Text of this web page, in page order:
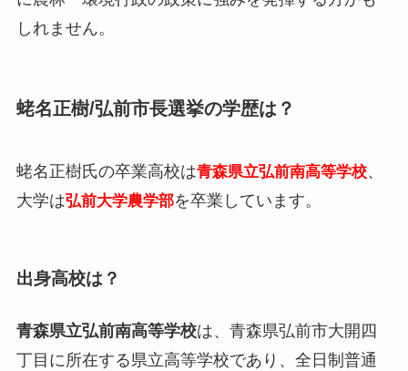
しれません。
蛯名正樹/弘前市長選挙の学歴は？
蛯名正樹氏の卒業高校は青森県立弘前南高等学校、
大学は弘前大学農学部を卒業しています。
出身高校は？
青森県立弘前南高等学校は、青森県弘前市大開四
丁目に所在する県立高等学校であり、全日制普通